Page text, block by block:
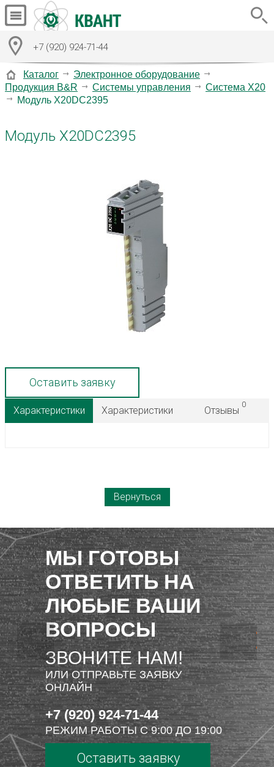
+7 (920) 924-71-44
Каталог
Электронное оборудование
Продукция B&R
Системы управления
Система X20
Модуль X20DC2395
Модуль X20DC2395
Оставить заявку
Характеристики Характеристики Отзывы
0
Вернуться
МЫ ГОТОВЫ
ОТВЕТИТЬ НА
ЛЮБЫЕ ВАШИ
ВОПРОСЫ
ЗВОНИТЕ НАМ!
ИЛИ ОТПРАВЬТЕ ЗАЯВКУ
ОНЛАЙН
+7 (920) 924-71-44
РЕЖИМ РАБОТЫ С 9:00 ДО 19:00
Оставить заявку